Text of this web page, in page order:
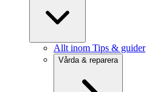
Allt inom Tips & guider
Vårda & reparera